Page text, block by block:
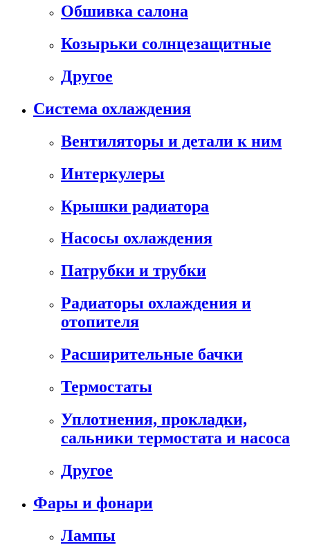
Обшивка салона
Козырьки солнцезащитные
Другое
Система охлаждения
Вентиляторы и детали к ним
Интеркулеры
Крышки радиатора
Насосы охлаждения
Патрубки и трубки
Радиаторы охлаждения и
отопителя
Расширительные бачки
Термостаты
Уплотнения, прокладки,
сальники термостата и насоса
Другое
Фары и фонари
Лампы